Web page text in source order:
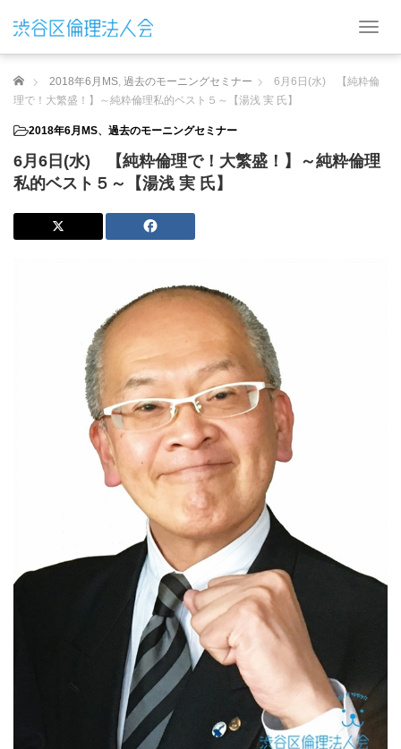
T
g
a
v
ホーム 2018年6月MS, 過去のモーニングセミナー
6月6日(水) 【純粋倫
理で！大繁盛！】～純粋倫理私的ベスト５～【湯浅 実 氏】
2018年6月MS、 過去のモーニングセミナー
6月6日(水) 【純粋倫理で！大繁盛！】～純粋倫理
私的ベスト５～【湯浅 実 氏】